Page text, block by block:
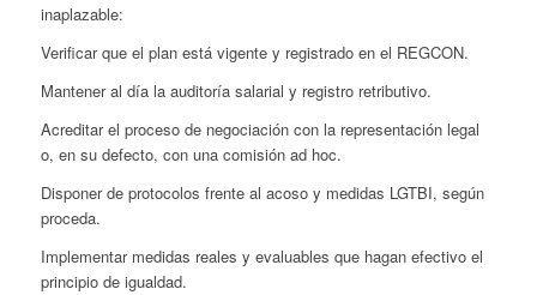
inaplazable:
Verificar que el plan está vigente y registrado en el REGCON.
Mantener al día la auditoría salarial y registro retributivo.
Acreditar el proceso de negociación con la representación legal
o, en su defecto, con una comisión ad hoc.
Disponer de protocolos frente al acoso y medidas LGTBI, según
proceda.
Implementar medidas reales y evaluables que hagan efectivo el
principio de igualdad.